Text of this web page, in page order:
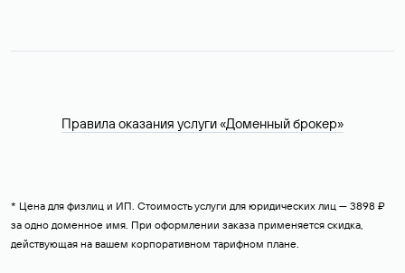
Правила оказания услуги «Доменный брокер»
* Цена для физлиц и ИП. Стоимость услуги для юридических лиц — 3898 ₽
за одно доменное имя. При оформлении заказа применяется скидка,
действующая на вашем корпоративном тарифном плане.